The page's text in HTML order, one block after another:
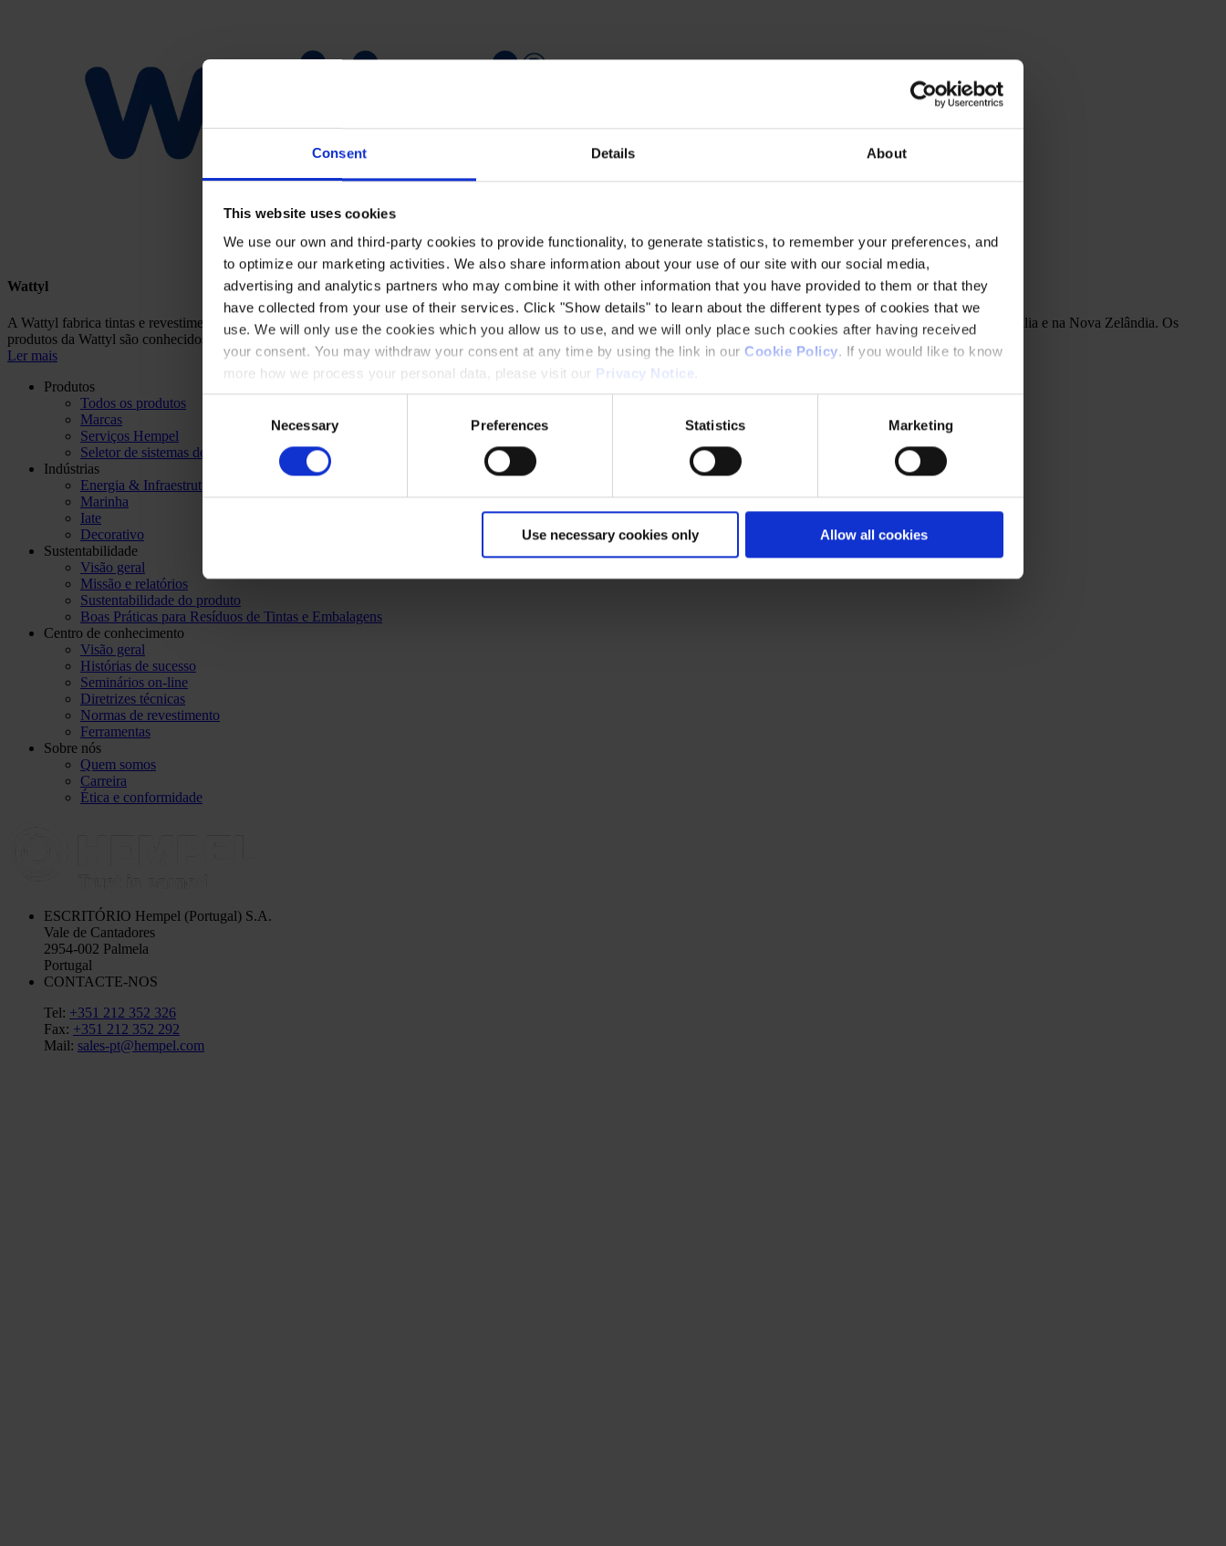
Consent Details About
This website uses cookies
We use our own and third-party cookies to provide functionality, to generate statistics, to remember your preferences, and
to optimize our marketing activities. We also share information about your use of our site with our social media,
advertising and analytics partners who may combine it with other information that you have provided to them or that they
have collected from your use of their services. Click "Show details" to learn about the different types of cookies that we
use. We will only use the cookies which you allow us to use, and we will only place such cookies after having received
your consent. You may withdraw your consent at any time by using the link in our Cookie Policy. If you would like to know
more how we process your personal data, please visit our Privacy Notice
Necessary Preferences Statistics Marketing
Use necessary cookies only Allow all cookies
Wattyl
A Wattyl fabrica tintas e revestimentos de qualidade e de elevado desempenho há mais de um século e construiu um vasto portefólio de marcas adoradas e de confiança na Austrália e na Nova Zelândia. Os
produtos da Wattyl são conhecidos pela sua durabilidade e excelente cobertura, tornando-os ideais para aplicações residenciais e comerciais.
Ler mais
Produtos
Todos os produtos
Marcas
Serviços Hempel
Seletor de sistemas de revestimento
Indústrias
Energia & Infraestrutura
Marinha
Iate
Decorativo
Sustentabilidade
Visão geral
Missão e relatórios
Sustentabilidade do produto
Boas Práticas para Resíduos de Tintas e Embalagens
Centro de conhecimento
Visão geral
Histórias de sucesso
Seminários on-line
Diretrizes técnicas
Normas de revestimento
Ferramentas
Sobre nós
Quem somos
Carreira
Ética e conformidade
ESCRITÓRIO Hempel (Portugal) S.A.
Vale de Cantadores
2954-002 Palmela
Portugal
CONTACTE-NOS
Tel: +351 212 352 326
Fax: +351 212 352 292
Mail: sales-pt@hempel.com